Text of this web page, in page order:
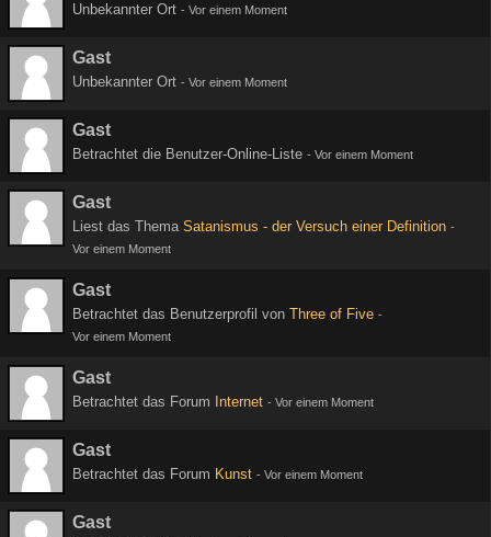
Unbekannter Ort - Vor einem Moment
Gast
Unbekannter Ort - Vor einem Moment
Gast
Betrachtet die Benutzer-Online-Liste - Vor einem Moment
Gast
Liest das Thema Satanismus - der Versuch einer Definition -
Vor einem Moment
Gast
Betrachtet das Benutzerprofil von Three of Five -
Vor einem Moment
Gast
Betrachtet das Forum Internet - Vor einem Moment
Gast
Betrachtet das Forum Kunst - Vor einem Moment
Gast